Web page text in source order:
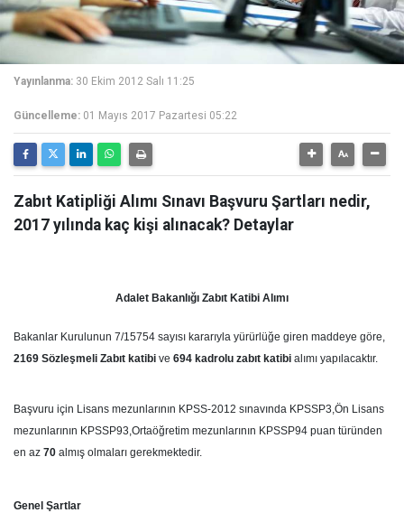
Yayınlanma: 30 Ekim 2012 Salı 11:25
Güncelleme: 01 Mayıs 2017 Pazartesi 05:22
Zabıt Katipliği Alımı Sınavı Başvuru Şartları nedir,
2017 yılında kaç kişi alınacak? Detaylar
Adalet Bakanlığı Zabıt Katibi Alımı
Bakanlar Kurulunun 7/15754 sayısı kararıyla yürürlüğe giren maddeye göre,
2169 Sözleşmeli Zabıt katibi ve 694 kadrolu zabıt katibi alımı yapılacaktır.
Başvuru için Lisans mezunlarının KPSS-2012 sınavında KPSSP3,Ön Lisans
mezunlarının KPSSP93,Ortaöğretim mezunlarının KPSSP94 puan türünden
en az 70 almış olmaları gerekmektedir.
Genel Şartlar